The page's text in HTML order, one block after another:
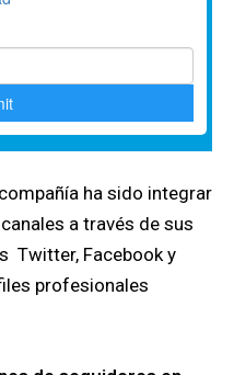
ha sido integrar
a través de sus
Twitter, Facebook y
profesionales